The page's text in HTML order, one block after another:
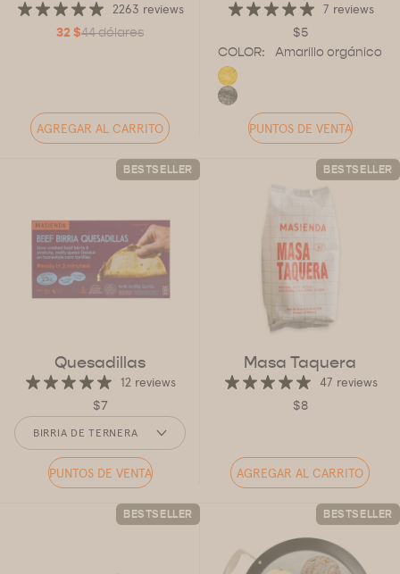
2263 reviews
32 $44 dólares
AGREGAR AL CARRITO
7 reviews
$5
COLOR:
Amarillo orgánico
PUNTOS DE VENTA
BESTSELLER
Quesadillas
12 reviews
$7
BIRRIA DE TERNERA
PUNTOS DE VENTA
BESTSELLER
Masa Taquera
47 reviews
$8
AGREGAR AL CARRITO
BESTSELLER BESTSELLER